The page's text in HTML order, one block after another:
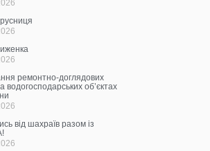
ремонтно-доглядових
водогосподарських об’єктах
від шахраїв разом із